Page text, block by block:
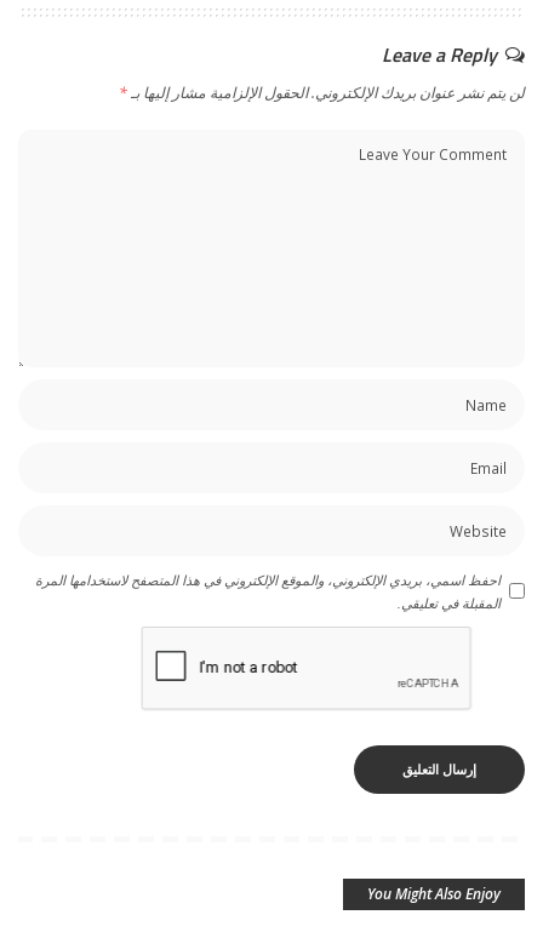
Leave a Reply
لن يتم نشر عنوان بريدك الإلكتروني.الحقول الإلزامية مشار إليها بـ*
احفظ اسمي، بريدي الإلكتروني، والموقع الإلكتروني في هذا المتصفح لاستخدامها المرة
المقبلة في تعليقي.
You Might Also Enjoy